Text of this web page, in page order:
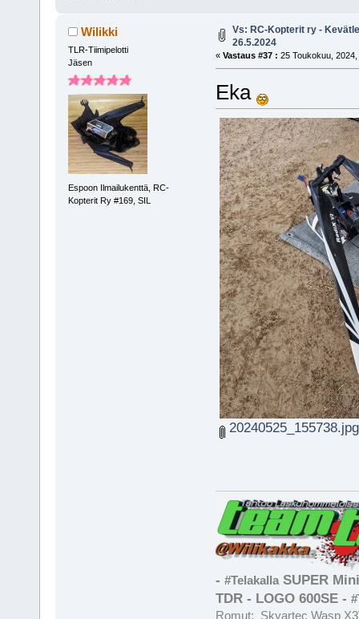
Wilikki
TLR-Tiimipelotti
Jäsen
Espoon Ilmailukenttä, RC-
Kopterit Ry #169, SIL
Vs: RC-Kopterit ry -
26.5.2024
« Vastaus #37 : 25 Toukokuu,
Eka
20240525_155738.jpg
- #TelakallaSUPER
TDR - LOGO 600SE -
Romut: Skyartec Wasp